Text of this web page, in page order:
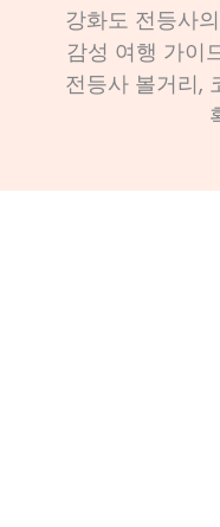
강화도 전등사
감성 여행 가이
전등사 볼거리,